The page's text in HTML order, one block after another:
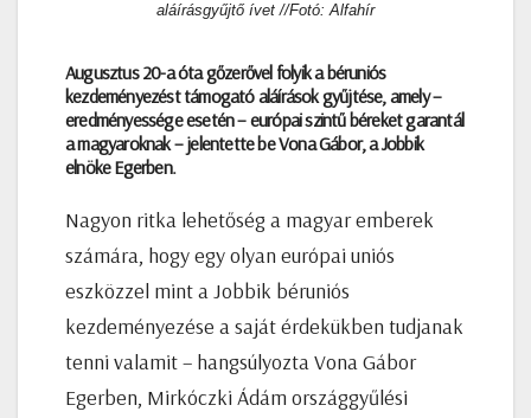
aláírásgyűjtő ívet //Fotó: Alfahír
Augusztus 20-a óta gőzerővel folyik a béruniós
kezdeményezést támogató aláírások gyűjtése, amely –
eredményessége esetén – európai szintű béreket garantál
a magyaroknak – jelentette be Vona Gábor, a Jobbik
elnöke Egerben.
Nagyon ritka lehetőség a magyar emberek
számára, hogy egy olyan európai uniós
eszközzel mint a Jobbik béruniós
kezdeményezése a saját érdekükben tudjanak
tenni valamit – hangsúlyozta Vona Gábor
Egerben, Mirkóczki Ádám országgyűlési